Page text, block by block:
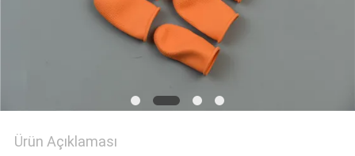
Ürün Açıklaması